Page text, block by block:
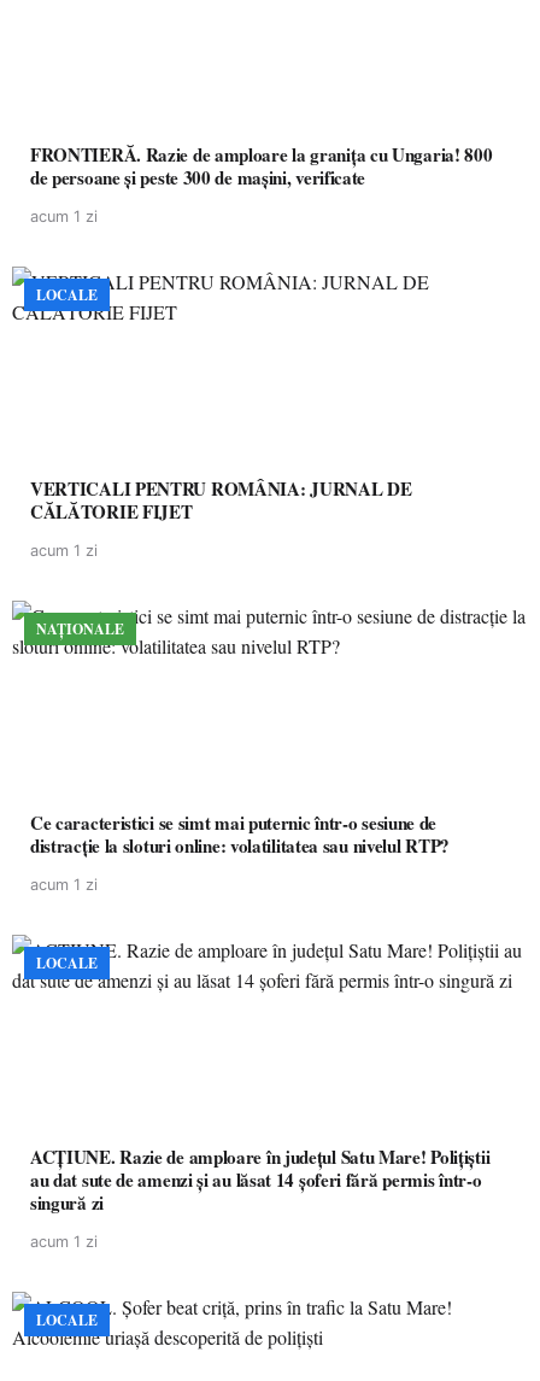
FRONTIERĂ. Razie de amploare la granița cu Ungaria! 800
de persoane și peste 300 de mașini, verificate
acum 1 zi
LOCALE
VERTICALI PENTRU ROMÂNIA: JURNAL DE
CĂLĂTORIE FIJET
acum 1 zi
NAȚIONALE
Ce caracteristici se simt mai puternic într-o sesiune de
distracție la sloturi online: volatilitatea sau nivelul RTP?
acum 1 zi
LOCALE
ACȚIUNE. Razie de amploare în județul Satu Mare! Polițiștii
au dat sute de amenzi și au lăsat 14 șoferi fără permis într-o
singură zi
acum 1 zi
LOCALE